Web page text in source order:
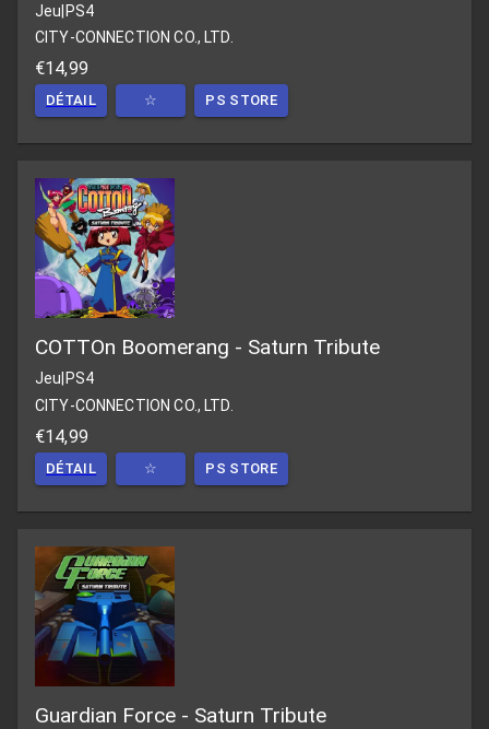
Jeu|PS4
CITY-CONNECTION CO., LTD.
€14,99
DÉTAIL ☆ PS STORE
COTTOn Boomerang - Saturn Tribute
Jeu PS4
CITY-CONNECTION CO., LTD.
€14,99
DÉTAIL ☆ PS STORE
Guardian Force - Saturn Tribute